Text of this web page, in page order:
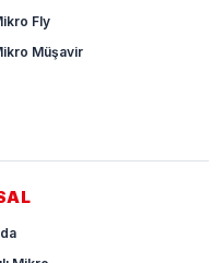
Fly
Müşavir